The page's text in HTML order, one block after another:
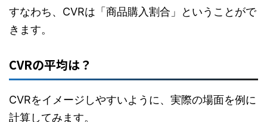
すなわち、CVRは「商品購入割合」ということがで
きます。
CVRの平均は？
CVRをイメージしやすいように、実際の場面を例に
計算してみます。